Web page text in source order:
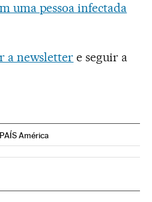
uma pessoa infectada
a newsletter e seguir a
América